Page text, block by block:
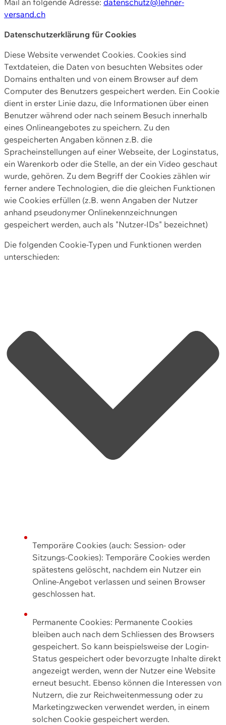
versand.ch
Datenschutzerklärung für Cookies
Diese Website verwendet Cookies. Cookies sind
Textdateien, die Daten von besuchten Websites oder
Domains enthalten und von einem Browser auf dem
Computer des Benutzers gespeichert werden. Ein Cookie
dient in erster Linie dazu, die Informationen über einen
Benutzer während oder nach seinem Besuch innerhalb
eines Onlineangebotes zu speichern. Zu den
gespeicherten Angaben können z.B. die
Spracheinstellungen auf einer Webseite, der Loginstatus,
ein Warenkorb oder die Stelle, an der ein Video geschaut
wurde, gehören. Zu dem Begriff der Cookies zählen wir
ferner andere Technologien, die die gleichen Funktionen
wie Cookies erfüllen (z.B. wenn Angaben der Nutzer
anhand pseudonymer Onlinekennzeichnungen
gespeichert werden, auch als "Nutzer-IDs" bezeichnet)
Die folgenden Cookie-Typen und Funktionen werden
unterschieden:
Temporäre Cookies (auch: Session- oder
Sitzungs-Cookies): Temporäre Cookies werden
spätestens gelöscht, nachdem ein Nutzer ein
Online-Angebot verlassen und seinen Browser
geschlossen hat.
Permanente Cookies: Permanente Cookies
bleiben auch nach dem Schliessen des Browsers
gespeichert. So kann beispielsweise der Login-
Status gespeichert oder bevorzugte Inhalte direkt
angezeigt werden, wenn der Nutzer eine Website
erneut besucht. Ebenso können die Interessen von
Nutzern, die zur Reichweitenmessung oder zu
Marketingzwecken verwendet werden, in einem
solchen Cookie gespeichert werden.